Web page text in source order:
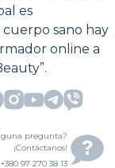
es
cuerpo sano hay
online a
pregunta?
¡Contáctanos!
+380 97 270 38 13